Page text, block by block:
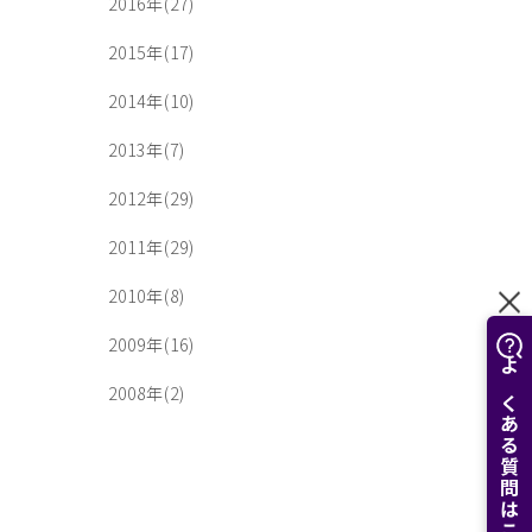
よくある質問はこちら
2015年(17)
2014年(10)
2013年(7)
2012年(29)
2011年(29)
2010年(8)
2009年(16)
2008年(2)